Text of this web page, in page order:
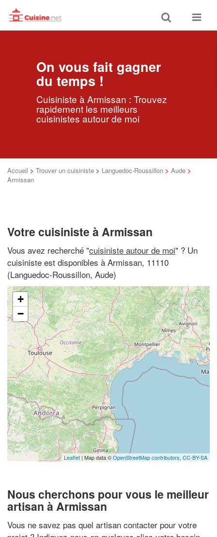
Toggle
search
Toggle
On vous fait gagner
du temps !
Cuisiniste à Armissan : Trouvez
rapidement les meilleurs
cuisinistes autour de moi
Accueil > Trouver un cuisiniste > Languedoc-Roussillon > Aude >
Armissan
Votre cuisiniste à Armissan
Vous avez recherché "cuisiniste autour de moi" ? Un
cuisiniste est disponibles à Armissan, 11110
(Languedoc-Roussillon, Aude)
+
−
Leaflet | Map data ©OpenStreetMap contributors, CC-BY-SA
Nous cherchons pour vous le meilleur
artisan à Armissan
Vous ne savez pas quel artisan contacter pour votre